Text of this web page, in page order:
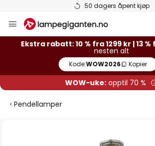
Varer
Hopp
til
innhold
Ekstra rabatt: 10 % fra 1299 kr | 13 %
nesten alt
Kode:WOW2026 Kopier
WOW-uke: opptil 70 %
Pendellamper